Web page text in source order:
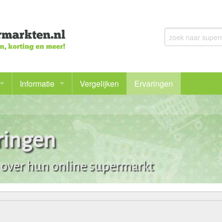
Informatie
Bij welke supermarkt kan ik mijn boodschappen
Goedkoop boodschappen doen en meer besparen
De voordelen en nadelen van online boodschappen doen
Bezorgbundel en bezorgabonnementen
Vergelijken Ervaringen
hun online supermarkt